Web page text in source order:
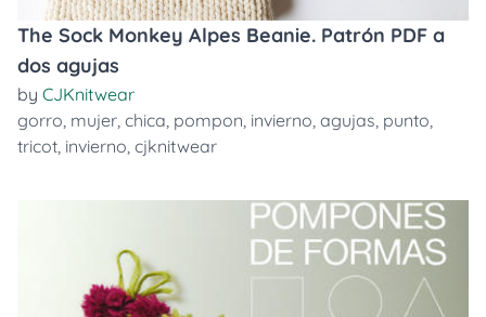
The Sock Monkey Alpes Beanie. Patrón PDF a
dos agujas
by CJKnitwear
gorro, mujer, chica, pompon, invierno, agujas, punto,
tricot, invierno, cjknitwear